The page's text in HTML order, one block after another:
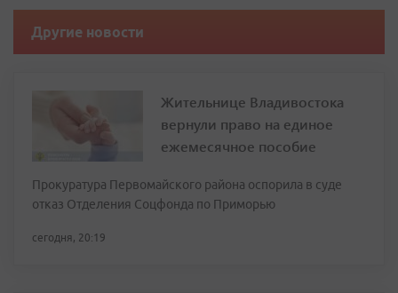
Другие новости
Жительнице Владивостока
вернули право на единое
ежемесячное пособие
Прокуратура Первомайского района оспорила в суде
отказ Отделения Соцфонда по Приморью
сегодня, 20:19